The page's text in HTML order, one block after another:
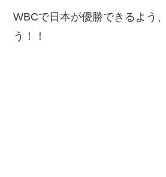
WBCで日本が優勝できるよう
う！！